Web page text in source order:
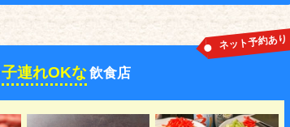
子連れOKな飲食店
ネット予約あり